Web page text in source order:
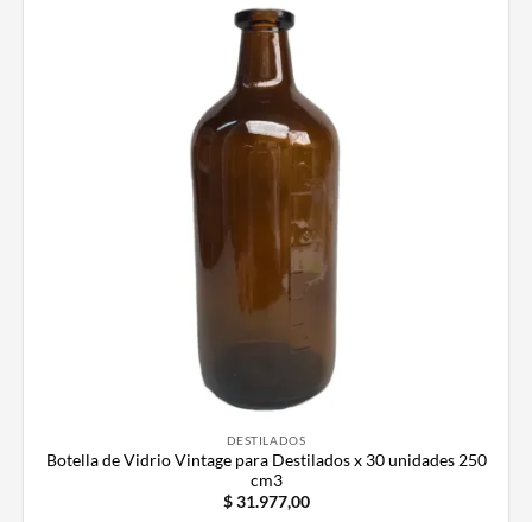
DESTILADOS
Botella de Vidrio Vintage para Destilados x 30 unidades 250
cm3
$31.977,00